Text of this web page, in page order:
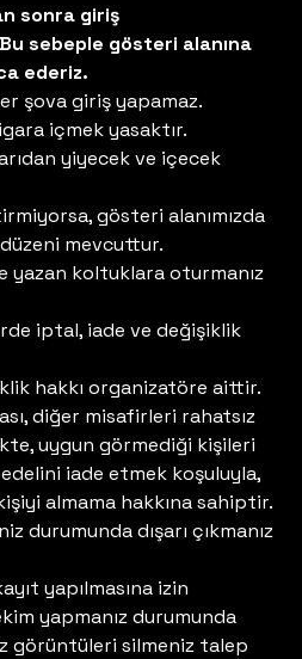
sonra giriş
sebeple gösteri alanına
ederiz.
şova giriş yapamaz.
içmek yasaktır.
yiyecek ve içecek
gösteri alanımızda
mevcuttur.
koltuklara oturmanız
iptal, iade ve değişiklik
hakkı organizatöre aittir.
diğer misafirleri rahatsız
uygun görmediği kişileri
iade etmek koşuluyla,
almama hakkına sahiptir.
durumunda dışarı çıkmanız
yapılmasına izin
yapmanız durumunda
görüntüleri silmeniz talep